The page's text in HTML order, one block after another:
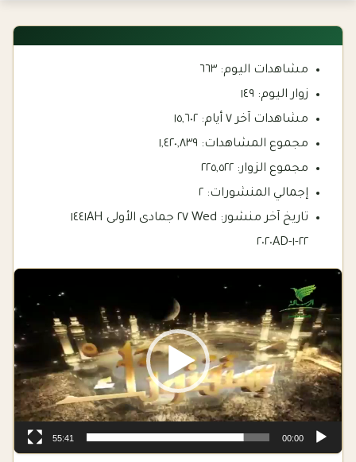
مشاهدات اليوم:٦٦٣
زوار اليوم: ١٤٩
مشاهدات آخر ٧ أيام:
١٥,٦٠٢
مجموع المشاهدات: ١,٤٢٠,٨٣٩
مجموع الزوار: ٢٢٥,٥٢٢
إجمالي المنشورات: ٢
تاريخ آخر منشور:
Wed ٢٧ جمادى الأولى ١٤٤١AH
٢٢-١-٢٠٢٠AD
Player
00:00
55:41